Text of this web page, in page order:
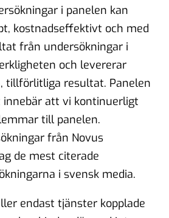
i panelen kan
kostnadseffektivt och med
från undersökningar i
och levererar
tillförlitliga resultat. Panelen
att vi kontinuerligt
till panelen.
från Novus
de mest citerade
i svensk media.
endast tjänster kopplade